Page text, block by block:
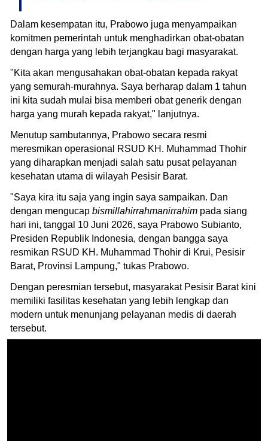
Dalam kesempatan itu, Prabowo juga menyampaikan
komitmen pemerintah untuk menghadirkan obat-obatan
dengan harga yang lebih terjangkau bagi masyarakat.
"Kita akan mengusahakan obat-obatan kepada rakyat
yang semurah-murahnya. Saya berharap dalam 1 tahun
ini kita sudah mulai bisa memberi obat generik dengan
harga yang murah kepada rakyat," lanjutnya.
Menutup sambutannya, Prabowo secara resmi
meresmikan operasional RSUD KH. Muhammad Thohir
yang diharapkan menjadi salah satu pusat pelayanan
kesehatan utama di wilayah Pesisir Barat.
"Saya kira itu saja yang ingin saya sampaikan. Dan
dengan mengucap bismillahirrahmanirrahim pada siang
hari ini, tanggal 10 Juni 2026, saya Prabowo Subianto,
Presiden Republik Indonesia, dengan bangga saya
resmikan RSUD KH. Muhammad Thohir di Krui, Pesisir
Barat, Provinsi Lampung," tukas Prabowo.
Dengan peresmian tersebut, masyarakat Pesisir Barat kini
memiliki fasilitas kesehatan yang lebih lengkap dan
modern untuk menunjang pelayanan medis di daerah
tersebut.